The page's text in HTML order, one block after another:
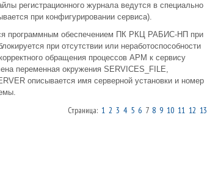
регистрационного журнала ведутся в специально
при конфигурировании сервиса).
программным обеспечением ПК РКЦ РАБИС-НП при
при отсутствии или неработоспособности
обращения процессов АРМ к сервису
переменная окружения SERVICES_FILE,
описывается имя серверной установки и номер
Страница: 1 2 3 4 5 67 8 9 10 11 12 13